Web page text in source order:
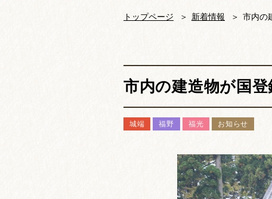
トップページ 新着情報 市内の
市内の建造物が国登
城端 福野 福光 お知らせ